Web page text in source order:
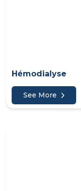
Hémodialyse
See More